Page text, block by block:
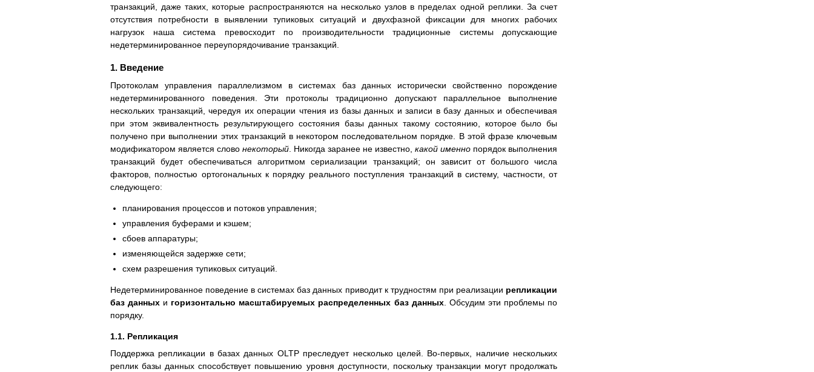
транзакций, даже таких, которые распространяются на несколько узлов в пределах одной реплики. За счет
отсутствия потребности в выявлении тупиковых ситуаций и двухфазной фиксации для многих рабочих
нагрузок наша система превосходит по производительности традиционные системы допускающие
недетерминированное переупорядочивание транзакций.
1. Введение
Протоколам управления параллелизмом в системах баз данных исторически свойственно порождение
недетерминированного поведения. Эти протоколы традиционно допускают параллельное выполнение
нескольких транзакций, чередуя их операции чтения из базы данных и записи в базу данных и обеспечивая
при этом эквивалентность результирующего состояния базы данных такому состоянию, которое было бы
получено при выполнении этих транзакций в некотором последовательном порядке. В этой фразе ключевым
модификатором является слово некоторый . Никогда заранее не известно, какой именно порядок выполнения
транзакций будет обеспечиваться алгоритмом сериализации транзакций; он зависит от большого числа
факторов, полностью ортогональных к порядку реального поступления транзакций в систему, частности, от
следующего:
планирования процессов и потоков управления;
управления буферами и кэшем;
сбоев аппаратуры;
изменяющейся задержке сети;
схем разрешения тупиковых ситуаций.
Недетерминированное поведение в системах баз данных приводит к трудностям при реализации репликации
баз данных и горизонтально масштабируемых распределенных баз данных. Обсудим эти проблемы по
порядку.
1.1. Репликация
Поддержка репликации в базах данных OLTP преследует несколько целей. Во-первых, наличие нескольких
реплик базы данных способствует повышению уровня доступности, поскольку транзакции могут продолжать